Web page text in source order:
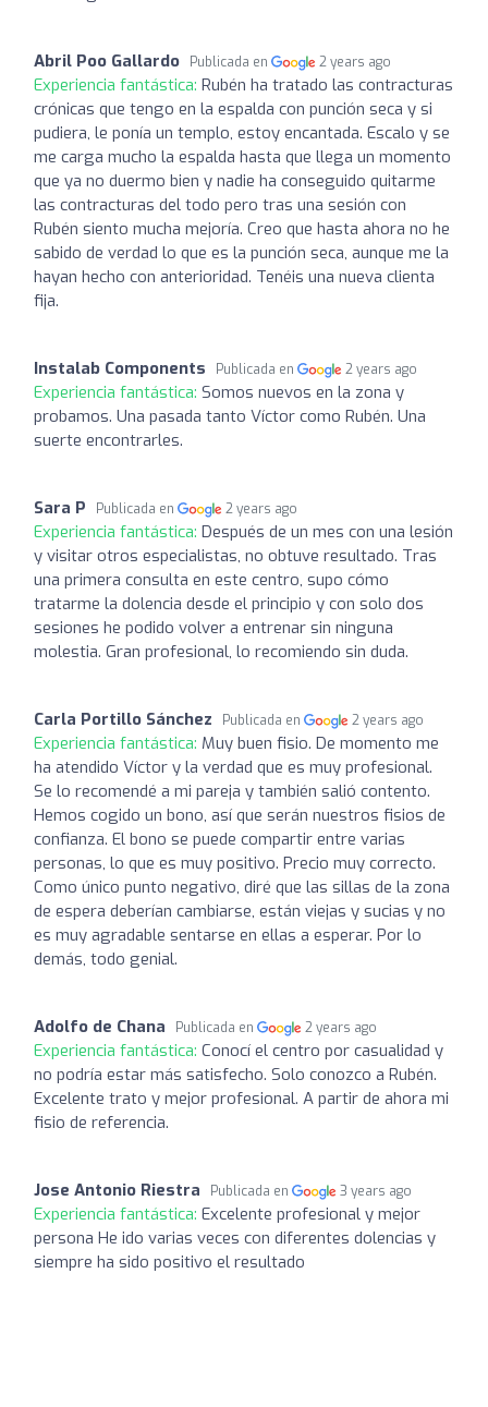
Abril Poo Gallardo Publicada en 2 years ago
Experiencia fantástica: Rubén ha tratado las contracturas
crónicas que tengo en la espalda con punción seca y si
pudiera, le ponía un templo, estoy encantada. Escalo y se
me carga mucho la espalda hasta que llega un momento
que ya no duermo bien y nadie ha conseguido quitarme
las contracturas del todo pero tras una sesión con
Rubén siento mucha mejoría. Creo que hasta ahora no he
sabido de verdad lo que es la punción seca, aunque me la
hayan hecho con anterioridad. Tenéis una nueva clienta
fija.
Instalab Components Publicada en 2 years ago
Experiencia fantástica: Somos nuevos en la zona y
probamos. Una pasada tanto Víctor como Rubén. Una
suerte encontrarles.
Sara P Publicada en 2 years ago
Experiencia fantástica: Después de un mes con una lesión
y visitar otros especialistas, no obtuve resultado. Tras
una primera consulta en este centro, supo cómo
tratarme la dolencia desde el principio y con solo dos
sesiones he podido volver a entrenar sin ninguna
molestia. Gran profesional, lo recomiendo sin duda.
Carla Portillo Sánchez Publicada en 2 years ago
Experiencia fantástica: Muy buen fisio. De momento me
ha atendido Víctor y la verdad que es muy profesional.
Se lo recomendé a mi pareja y también salió contento.
Hemos cogido un bono, así que serán nuestros fisios de
confianza. El bono se puede compartir entre varias
personas, lo que es muy positivo. Precio muy correcto.
Como único punto negativo, diré que las sillas de la zona
de espera deberían cambiarse, están viejas y sucias y no
es muy agradable sentarse en ellas a esperar. Por lo
demás, todo genial.
Adolfo de Chana Publicada en 2 years ago
Experiencia fantástica: Conocí el centro por casualidad y
no podría estar más satisfecho. Solo conozco a Rubén.
Excelente trato y mejor profesional. A partir de ahora mi
fisio de referencia.
Jose Antonio Riestra Publicada en 3 years ago
Experiencia fantástica: Excelente profesional y mejor
persona He ido varias veces con diferentes dolencias y
siempre ha sido positivo el resultado